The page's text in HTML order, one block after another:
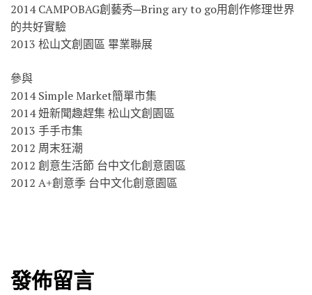
2014 CAMPOBAG創藝秀─Bring ary to go用創作修理世界
的共好實驗
2013 松山文創園區 畢業聯展
參與
2014 Simple Market簡單市集
2014 妞新聞趣趕集 松山文創園區
2013 手手市集
2012 周末狂潮
2012 創意生活節 台中文化創意園區
2012 A+創意季 台中文化創意園區
發佈留言